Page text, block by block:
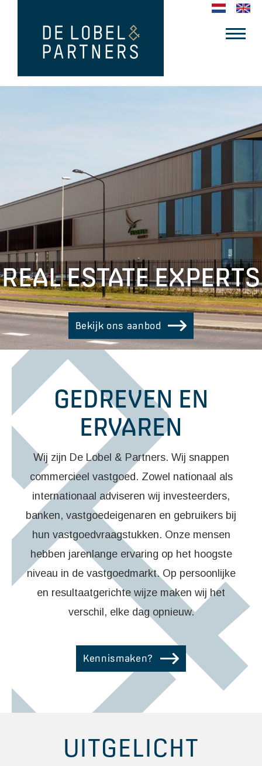
REAL ESTATE EXPERTS
Bekijk ons aanbod
GEDREVEN EN
ERVAREN
Wij zijn De Lobel & Partners. Wij snappen
commercieel vastgoed. Zowel nationaal als
internationaal adviseren wij investeerders,
banken, vastgoedeigenaren en gebruikers bij
hun vastgoedvraagstukken. Onze mensen
hebben jarenlange ervaring op het hoogste
niveau in de vastgoedmarkt. Op persoonlijke
en resultaatgerichte wijze maken wij het
verschil, elke dag opnieuw.
Kennismaken?
UITGELICHT